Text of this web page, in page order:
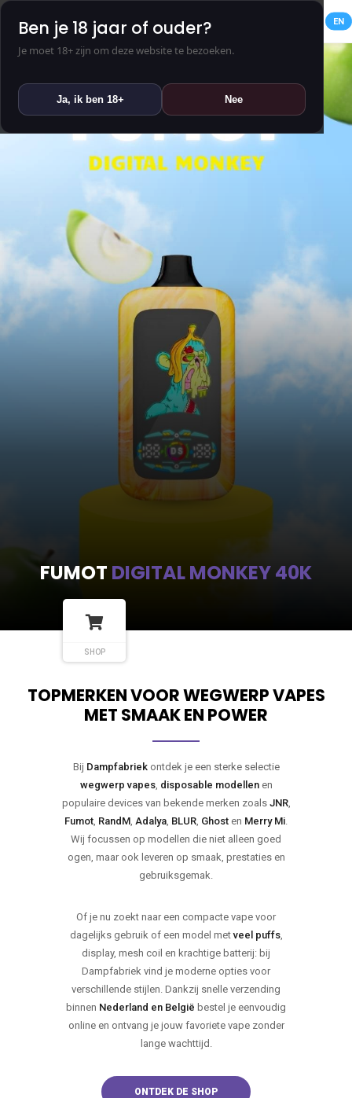
Ben je 18 jaar of ouder?
Je moet 18+ zijn om deze website te bezoeken.
Ja, ik ben 18+ Nee
EN
FUMOT DIGITAL MONKEY 40K
SHOP
TOPMERKEN VOOR WEGWERP VAPES
MET SMAAK EN POWER
Bij Dampfabriekontdek je een sterke selectie
wegwerp vapes, disposable modellenen
populaire devices van bekende merken zoals JNR,
Fumot RandM Adalya BLUR Ghost en Merry Mi
Wij focussen op modellen die niet alleen goed
ogen, maar ook leveren op smaak, prestaties en
gebruiksgemak.
Of je nu zoekt naar een compacte vape voor
dagelijks gebruik of een model metveel puffs,
display, mesh coil en krachtige batterij: bij
Dampfabriek vind je moderne opties voor
verschillende stijlen. Dankzij snelle verzending
binnen Nederland en België bestel je eenvoudig
online en ontvang je jouw favoriete vape zonder
lange wachttijd.
ONTDEK DE SHOP